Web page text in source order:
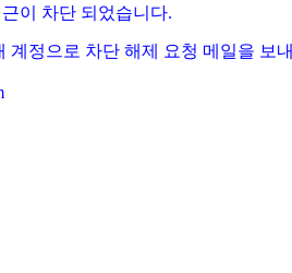
이 차단 되었습니다.
정으로 차단 해제 요청 메일을 보내